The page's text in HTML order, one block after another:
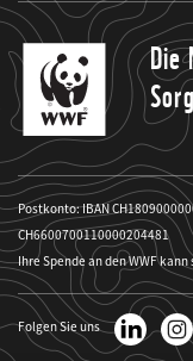
Die
Postkonto: IBAN
CH6600700110000204481
Ihre Spende an den WWF
Folgen Sie uns